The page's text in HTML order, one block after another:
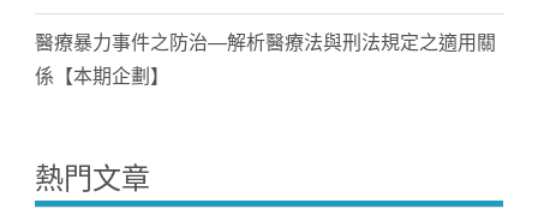
醫療暴力事件之防治—解析醫療法與刑法規定之適用關
係【本期企劃】
熱門文章